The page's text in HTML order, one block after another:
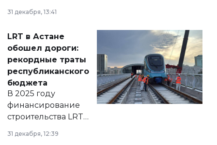
города на 2026–
2028 годы.
документ
появился в базе
нормативных
правовых актов и
на сайте маслихат
города.
31 декабря, 13:41
LRT в Астане
обошел дороги:
рекордные траты
республиканского
бюджета
В 2025 году
финансирование
строительства LRT
в Астане из
республиканского
31 декабря, 12:39